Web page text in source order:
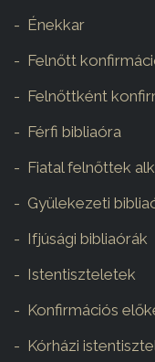
Énekkar
Felnőtt
Felnőttként
Férfi bibliaóra
Fiatal felnőttek
Gyülekezeti
Ifjúsági bibliaórák
Istentiszteletek
Konfirmációs
Kórházi